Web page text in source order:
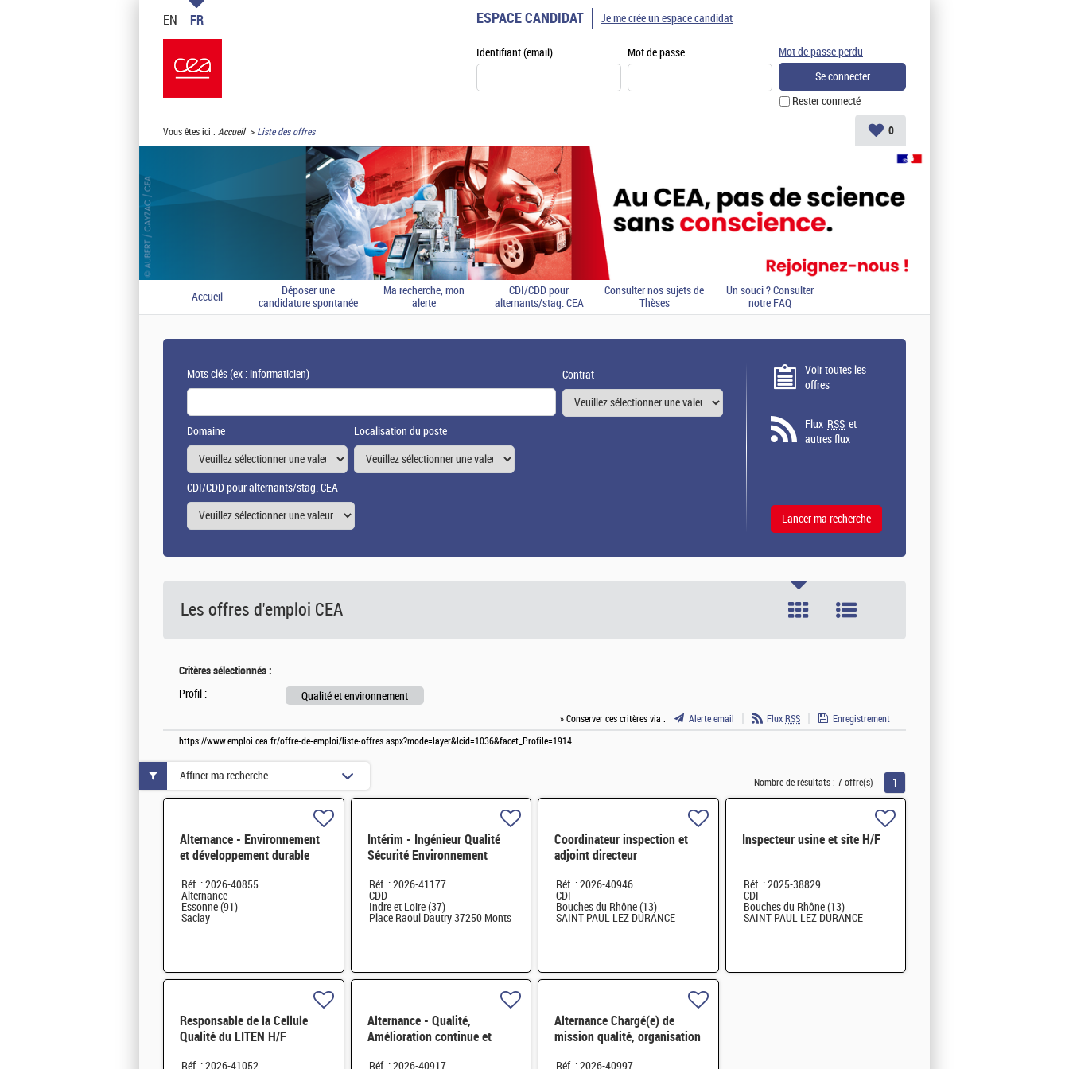
EN FR ESPACE CANDIDAT
Identifiant (email) Mot de passe
Rester connecté
Mot de passe perdu
Je me crée un espace candidat
Vous êtes ici : Accueil Liste des offres 0
Accueil
Déposer une
candidature spontanée
Ma recherche, mon
alerte
CDI/CDD pour
alternants/stag. CEA
Consulter nos sujets de
Thèses
Un souci ? Consulter
notre FAQ
Mots clés(ex : informaticien) Contrat
Domaine Localisation du poste
CDI/CDD pour alternants/stag. CEA
Voir toutes les
offres
Flux RSS et
autres flux
Les offres d'emploi CEA
Critères sélectionnés :
Profil : Qualité et environnement
» Conserver ces critères via : Alerte email Flux RSS
Enregistrement
https://www.emploi.cea.fr/offre-de-emploi/liste-offres.aspx?mode=layer&lcid=1036&facet_Profile=1914
Nombre de résultats : 7 offre(s) 1
Alternance - Environnement
et développement durable
Réf. : 2026-40855
Alternance
Essonne (91)
Saclay
Intérim - Ingénieur Qualité
Sécurité Environnement
Réf. : 2026-41177
CDD
Indre et Loire (37)
Place Raoul Dautry 37250 Monts
Coordinateur inspection et
adjoint directeur
RJH H/F
Réf. : 2026-40946
CDI
Bouches du Rhône (13)
SAINT PAUL LEZ DURANCE
Inspecteur usine et site H/F
Réf. : 2025-38829
CDI
Bouches du Rhône (13)
SAINT PAUL LEZ DURANCE
Responsable de la Cellule
Qualité du LITEN H/F
Alternance - Qualité,
Amélioration continue et
Alternance Chargé(e) de
mission qualité, organisation
Affiner ma recherche